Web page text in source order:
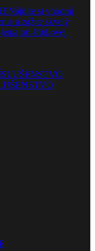
Nájdite si vhodnú
a zažite skvelý
pri štúdiovej,